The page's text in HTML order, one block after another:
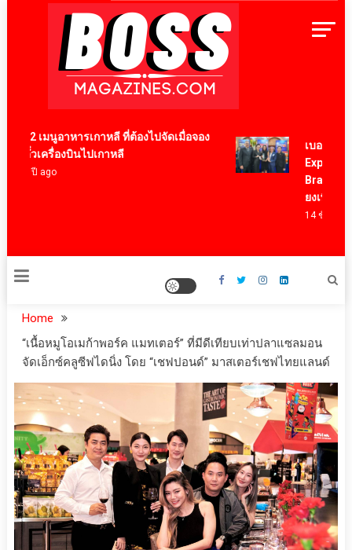
BossMagazinesThailand
12 เมนูอาหารเกาหลี ที่ต้องไปจัดเมื่อจอง
ตั๋วเครื่องบินไปเกาหลี
4 ปี ago
เบอร์แทรม ค
Export
Brand ตอก
ยงเพียวในร
14 ชั่วโมง ago
Home
“เนื้อหมูโอเมก้าพอร์ค แมทเตอร์” ที่มีดีเทียบเท่าปลาแซลมอน
จัดเอ็กซ์คลูซีฟไดนิ่ง โดย “เชฟปอนด์” มาสเตอร์เชฟไทยแลนด์